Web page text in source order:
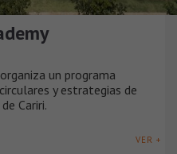
un programa
y estrategias de
Cariri.
VER +